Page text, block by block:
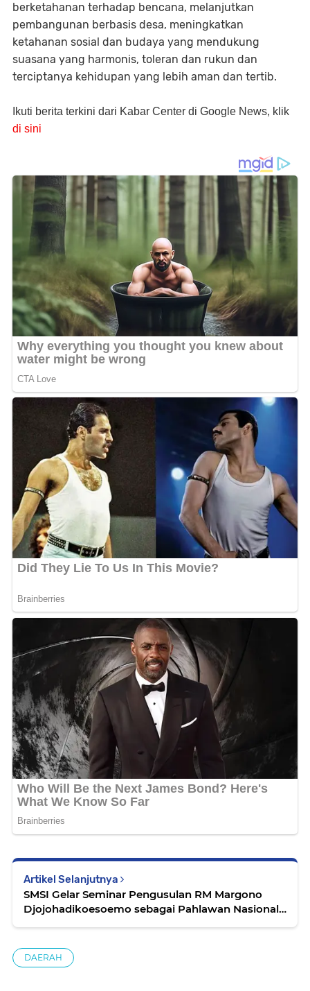
berketahanan terhadap bencana, melanjutkan
pembangunan berbasis desa, meningkatkan
ketahanan sosial dan budaya yang mendukung
suasana yang harmonis, toleran dan rukun dan
terciptanya kehidupan yang lebih aman dan tertib.
Ikuti berita terkini dari Kabar Center di Google News, klik
di sini
Artikel Selanjutnya
SMSI Gelar Seminar Pengusulan RM Margono
Djojohadikoesoemo sebagai Pahlawan Nasional
DAERAH